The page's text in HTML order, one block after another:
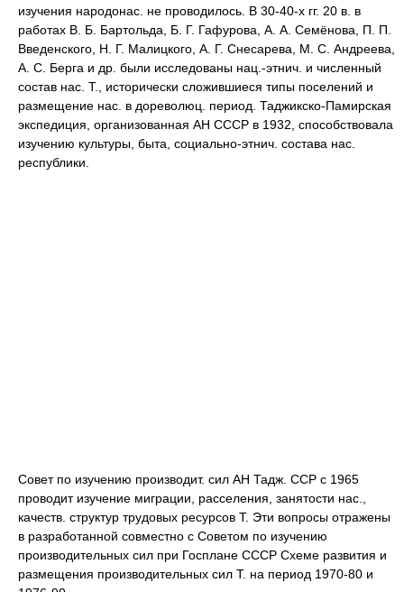
изучения народонас. не проводилось. В 30-40-х гг. 20 в. в
работах В. Б. Бартольда, Б. Г. Гафурова, А. А. Семёнова, П. П.
Введенского, Н. Г. Малицкого, А. Г. Снесарева, М. С. Андреева,
А. С. Берга и др. были исследованы нац.-этнич. и численный
состав нас. Т., исторически сложившиеся типы поселений и
размещение нас. в дореволюц. период. Таджикско-Памирская
экспедиция, организованная АН СССР в 1932, способствовала
изучению культуры, быта, социально-этнич. состава нас.
республики.
Совет по изучению производит. сил АН Тадж. ССР с 1965
проводит изучение миграции, расселения, занятости нас.,
качеств. структур трудовых ресурсов Т. Эти вопросы отражены
в разработанной совместно с Советом по изучению
производительных сил при Госплане СССР Схеме развития и
размещения производительных сил Т. на период 1970-80 и